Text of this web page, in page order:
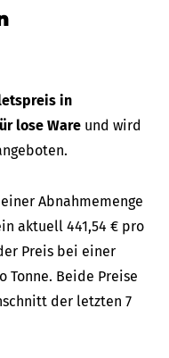
in
lose Ware und wird
Abnahmemenge
aktuell 441,54 € pro
Preis bei einer
Tonne. Beide Preise
der letzten 7